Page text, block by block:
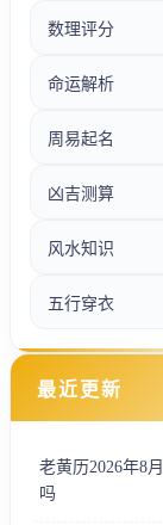
数理评分
命运解析
周易起名
凶吉测算
风水知识
五行穿衣
最近更新
老黄历2026年8
吗